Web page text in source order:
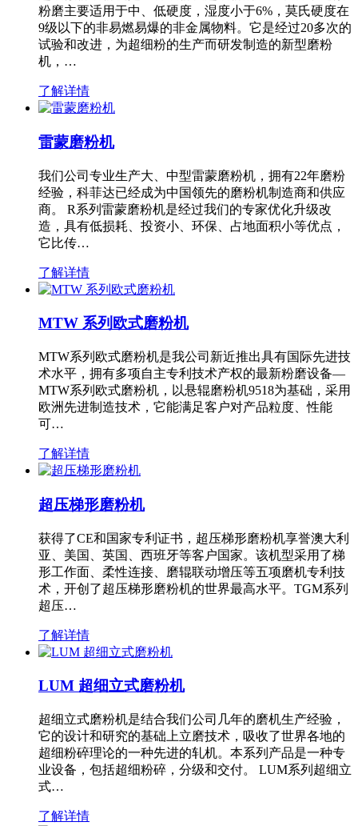
粉磨主要适用于中、低硬度，湿度小于6%，莫氏硬度在
9级以下的非易燃易爆的非金属物料。它是经过20多次的
试验和改进，为超细粉的生产而研发制造的新型磨粉
机，…
了解详情
雷蒙磨粉机
我们公司专业生产大、中型雷蒙磨粉机，拥有22年磨粉
经验，科菲达已经成为中国领先的磨粉机制造商和供应
商。 R系列雷蒙磨粉机是经过我们的专家优化升级改
造，具有低损耗、投资小、环保、占地面积小等优点，
它比传…
了解详情
MTW 系列欧式磨粉机
MTW系列欧式磨粉机是我公司新近推出具有国际先进技
术水平，拥有多项自主专利技术产权的最新粉磨设备—
MTW系列欧式磨粉机，以悬辊磨粉机9518为基础，采用
欧洲先进制造技术，它能满足客户对产品粒度、性能
可…
了解详情
超压梯形磨粉机
获得了CE和国家专利证书，超压梯形磨粉机享誉澳大利
亚、美国、英国、西班牙等客户国家。该机型采用了梯
形工作面、柔性连接、磨辊联动增压等五项磨机专利技
术，开创了超压梯形磨粉机的世界最高水平。TGM系列
超压…
了解详情
LUM 超细立式磨粉机
超细立式磨粉机是结合我们公司几年的磨机生产经验，
它的设计和研究的基础上立磨技术，吸收了世界各地的
超细粉碎理论的一种先进的轧机。本系列产品是一种专
业设备，包括超细粉碎，分级和交付。 LUM系列超细立
式…
了解详情